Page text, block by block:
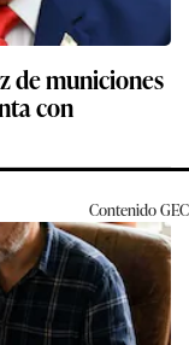
de municiones
con
ContenidoGEC